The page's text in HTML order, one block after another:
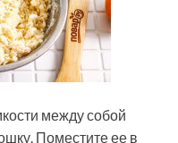
между собой
Поместите ее в